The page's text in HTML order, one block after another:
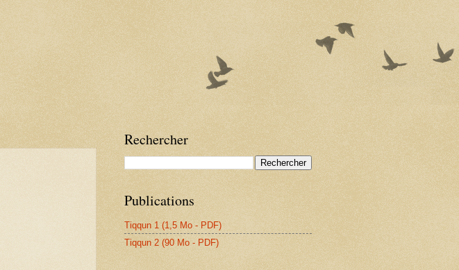
Rechercher
Publications
Tiqqun 1 (1,5 Mo - PDF)
Tiqqun 2 (90 Mo - PDF)